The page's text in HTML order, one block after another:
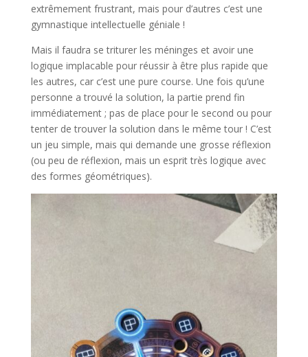
extrêmement frustrant, mais pour d’autres c’est une
gymnastique intellectuelle géniale !
Mais il faudra se triturer les méninges et avoir une
logique implacable pour réussir à être plus rapide que
les autres, car c’est une pure course. Une fois qu’une
personne a trouvé la solution, la partie prend fin
immédiatement ; pas de place pour le second ou pour
tenter de trouver la solution dans le même tour ! C’est
un jeu simple, mais qui demande une grosse réflexion
(ou peu de réflexion, mais un esprit très logique avec
des formes géométriques).